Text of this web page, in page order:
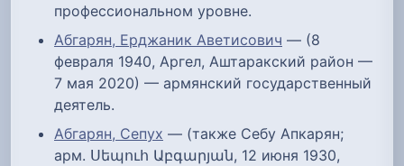
профессиональном уровне.
Абгарян, Ерджаник Аветисович — (8
февраля 1940, Аргел, Аштаракский район —
7 мая 2020) — армянский государственный
деятель.
Абгарян, Сепух — (также Себу Апкарян;
арм. Սեպուհ Աբգարյան, 12 июня 1930,